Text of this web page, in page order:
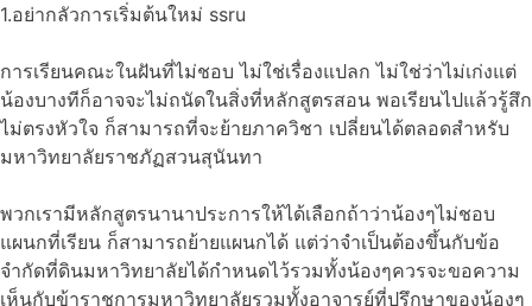
1.อย่ากลัวการเริ่มต้นใหม่ ssru
การเรียนคณะในฝันที่ไม่ชอบ ไม่ใช่เรื่องแปลก ไม่ใช่ว่าไม่เก่งแต่
น้องบางทีก็อาจจะไม่ถนัดในสิ่งที่หลักสูตรสอน พอเรียนไปแล้วรู้สึก
ไม่ตรงหัวใจ ก็สามารถที่จะย้ายภาควิชา เปลี่ยนได้ตลอดสำหรับ
มหาวิทยาลัยราชภัฏสวนสุนันทา
พวกเรามีหลักสูตรนานาประการให้ได้เลือกถ้าว่าน้องๆไม่ชอบ
แผนกที่เรียน ก็สามารถย้ายแผนกได้ แต่ว่าจำเป็นต้องขึ้นกับข้อ
จำกัดที่ดินมหาวิทยาลัยได้กำหนดไว้รวมทั้งน้องๆควรจะขอความ
เห็นกับข้าราชการมหาวิทยาลัยรวมทั้งอาจารย์ที่ปรึกษาของน้องๆ